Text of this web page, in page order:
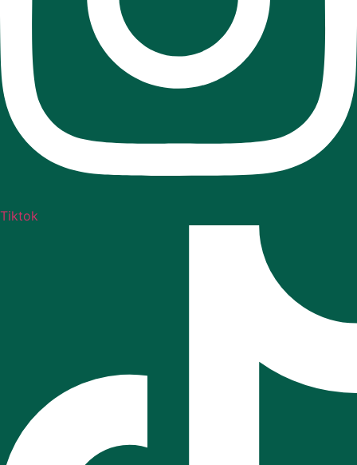
Tiktok